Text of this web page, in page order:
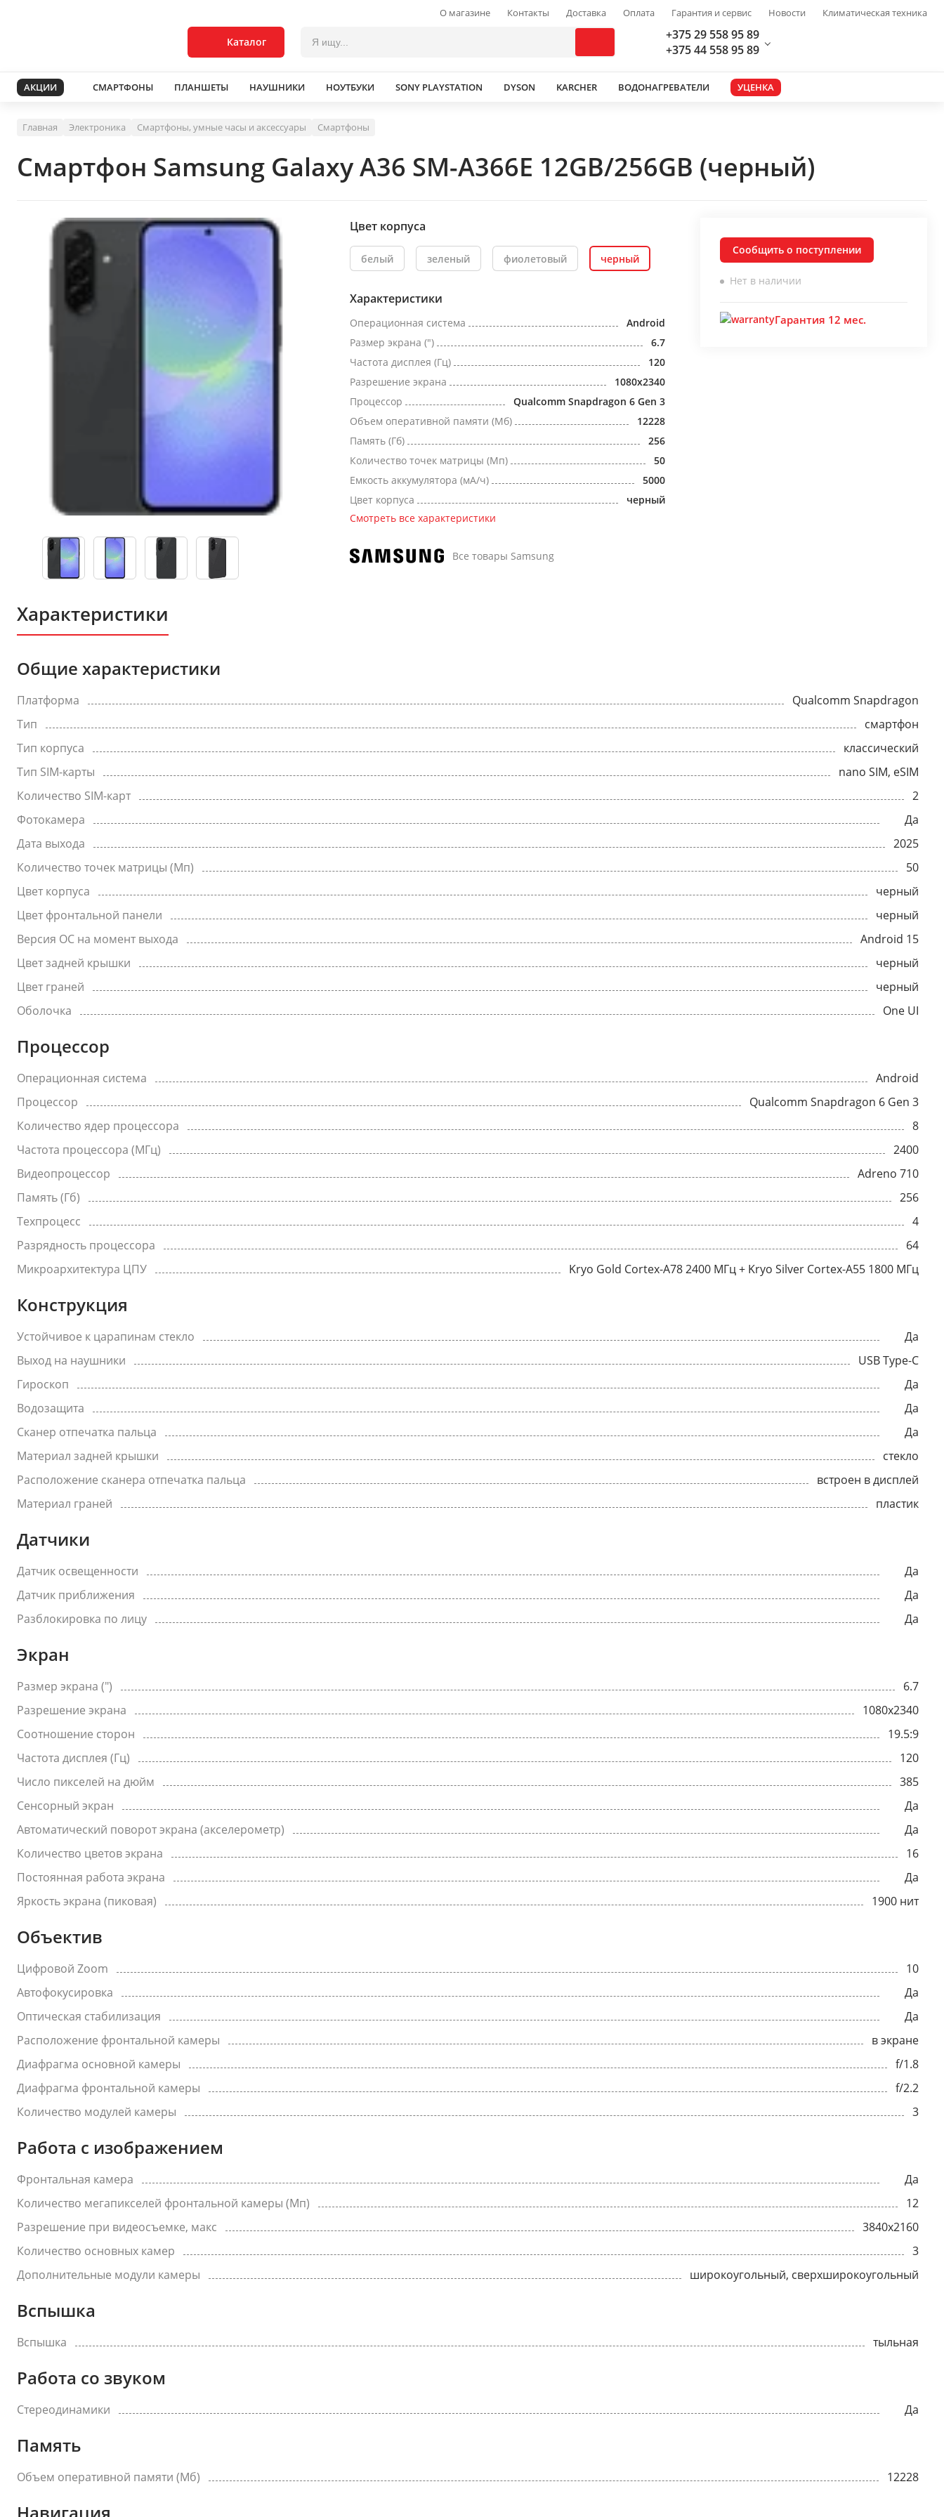
О магазине Контакты Доставка Оплата Гарантия и сервис Новости Климатическая техника
Каталог
+375 29 558 95 89
+375 44 558 95 89
АКЦИИ СМАРТФОНЫ ПЛАНШЕТЫ НАУШНИКИ НОУТБУКИ SONY PLAYSTATION DYSON KARCHER ВОДОНАГРЕВАТЕЛИ УЦЕНКА
Главная Электроника Смартфоны, умные часы и аксессуары Смартфоны
Смартфон Samsung Galaxy A36 SM-A366E 12GB/256GB (черный)
Цвет корпуса
белый зеленый фиолетовый черный
Характеристики
Операционная система
Android
Размер экрана (")
6.7
Частота дисплея (Гц)
120
Разрешение экрана
1080x2340
Процессор
Qualcomm Snapdragon 6 Gen 3
Объем оперативной памяти (Мб)
12228
Память (Гб)
256
Количество точек матрицы (Мп)
50
Емкость аккумулятора (мА/ч)
5000
Цвет корпуса
черный
Смотреть все характеристики
Все товары Samsung
Сообщить о поступлении
Нет в наличии
Гарантия 12 мес.
Характеристики
Общие характеристики
Платформа
Qualcomm Snapdragon
Тип
смартфон
Тип корпуса
классический
Тип SIM-карты
nano SIM, eSIM
Количество SIM-карт
2
Фотокамера
Да
Дата выхода
2025
Количество точек матрицы (Мп)
50
Цвет корпуса
черный
Цвет фронтальной панели
черный
Версия ОС на момент выхода
Android 15
Цвет задней крышки
черный
Цвет граней
черный
Оболочка
One UI
Процессор
Операционная система
Android
Процессор
Qualcomm Snapdragon 6 Gen 3
Количество ядер процессора
8
Частота процессора (МГц)
2400
Видеопроцессор
Adreno 710
Память (Гб)
256
Техпроцесс
4
Разрядность процессора
64
Микроархитектура ЦПУ
Kryo Gold Cortex-A78 2400 МГц + Kryo Silver Cortex-A55 1800 МГц
Конструкция
Устойчивое к царапинам стекло
Да
Выход на наушники
USB Type-C
Гироскоп
Да
Водозащита
Да
Сканер отпечатка пальца
Да
Материал задней крышки
стекло
Расположение сканера отпечатка пальца
встроен в дисплей
Материал граней
пластик
Датчики
Датчик освещенности
Да
Датчик приближения
Да
Разблокировка по лицу
Да
Экран
Размер экрана (")
6.7
Разрешение экрана
1080x2340
Соотношение сторон
19.5:9
Частота дисплея (Гц)
120
Число пикселей на дюйм
385
Сенсорный экран
Да
Автоматический поворот экрана (акселерометр)
Да
Количество цветов экрана
16
Постоянная работа экрана
Да
Яркость экрана (пиковая)
1900 нит
Объектив
Цифровой Zoom
10
Автофокусировка
Да
Оптическая стабилизация
Да
Расположение фронтальной камеры
в экране
Диафрагма основной камеры
f/1.8
Диафрагма фронтальной камеры
f/2.2
Количество модулей камеры
3
Работа с изображением
Фронтальная камера
Да
Количество мегапикселей фронтальной камеры (Мп)
12
Разрешение при видеосъемке, макс
3840x2160
Количество основных камер
3
Дополнительные модули камеры
широкоугольный, сверхширокоугольный
Вспышка
Вспышка тыльная
Работа со звуком
Стереодинамики Да
Память
Объем оперативной памяти (Мб) 12228